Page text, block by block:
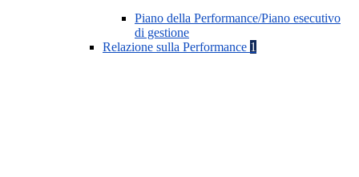
Piano della Performance/Piano esecutivo
di gestione
Relazione sulla Performance 1